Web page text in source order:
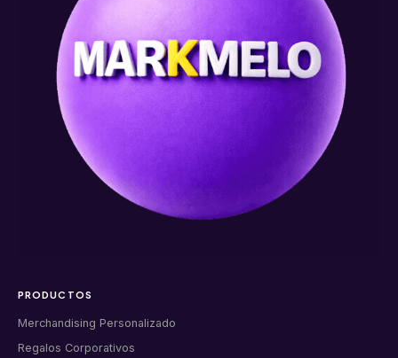
PRODUCTOS
Merchandising Personalizado
Regalos Corporativos